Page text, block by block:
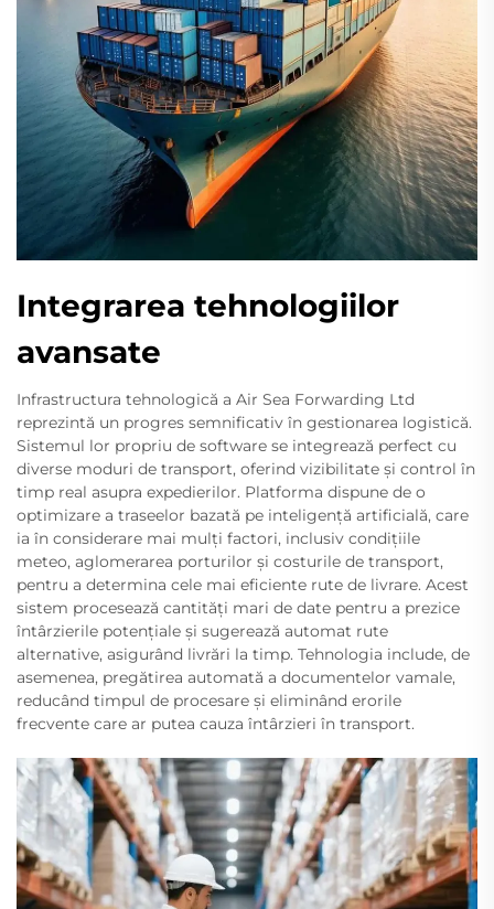
Integrarea tehnologiilor
avansate
Infrastructura tehnologică a Air Sea Forwarding Ltd
reprezintă un progres semnificativ în gestionarea logistică.
Sistemul lor propriu de software se integrează perfect cu
diverse moduri de transport, oferind vizibilitate și control în
timp real asupra expedierilor. Platforma dispune de o
optimizare a traseelor bazată pe inteligență artificială, care
ia în considerare mai mulți factori, inclusiv condițiile
meteo, aglomerarea porturilor și costurile de transport,
pentru a determina cele mai eficiente rute de livrare. Acest
sistem procesează cantități mari de date pentru a prezice
întârzierile potențiale și sugerează automat rute
alternative, asigurând livrări la timp. Tehnologia include, de
asemenea, pregătirea automată a documentelor vamale,
reducând timpul de procesare și eliminând erorile
frecvente care ar putea cauza întârzieri în transport.